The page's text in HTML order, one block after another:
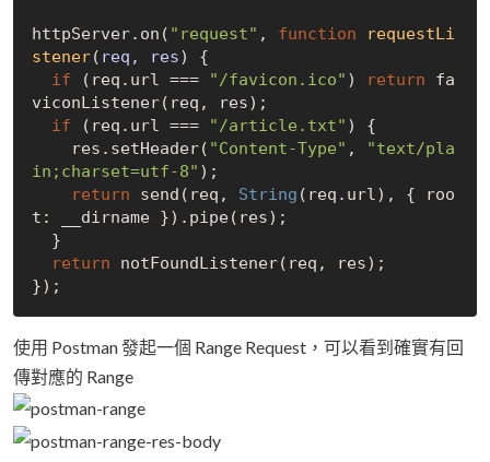
httpServer.on( "request" , function
requestLi
stener( req, res) {
if (req.url === "/favicon.ico" ) return fa
viconListener(req, res);
if (req.url === "/article.txt" ) {
    res.setHeader(
"Content-Type" ,
"text/pla
in;charset=utf-8" );
return send(req, String (req.url), { roo
t: __dirname }).pipe(res);
return notFoundListener(req, res);
使用 Postman 發起一個 Range Request，可以看到確實有回
傳對應的 Range